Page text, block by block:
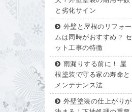
と劣化サイン
外壁と屋根のリフォー
ムは同時がおすすめ？ セ
ット工事の特徴
雨漏りする前に！ 屋
根塗装で守る家の寿命と
メンテナンス法
外壁塗装の仕上がりが